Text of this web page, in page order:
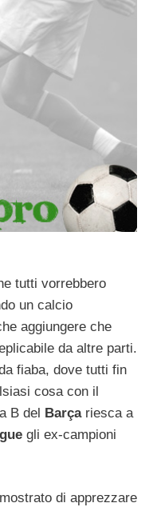
tutti vorrebbero
un calcio
aggiungere che
da altre parti.
fiaba, dove tutti fin
cosa con il
B del Barçariesca a
gli ex-campioni
di apprezzare